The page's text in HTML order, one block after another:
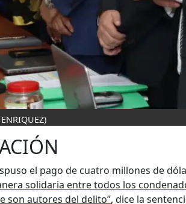
el pago de cuatro millones de
solidaria entre todos los
son autores del delito”, dice la